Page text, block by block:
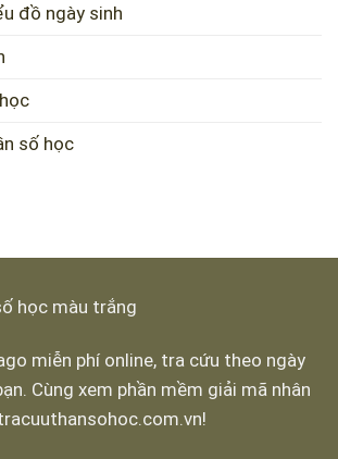
đồ ngày sinh
số học
miễn phí online, tra cứu theo ngày
Cùng xem phần mềm giải mã nhân